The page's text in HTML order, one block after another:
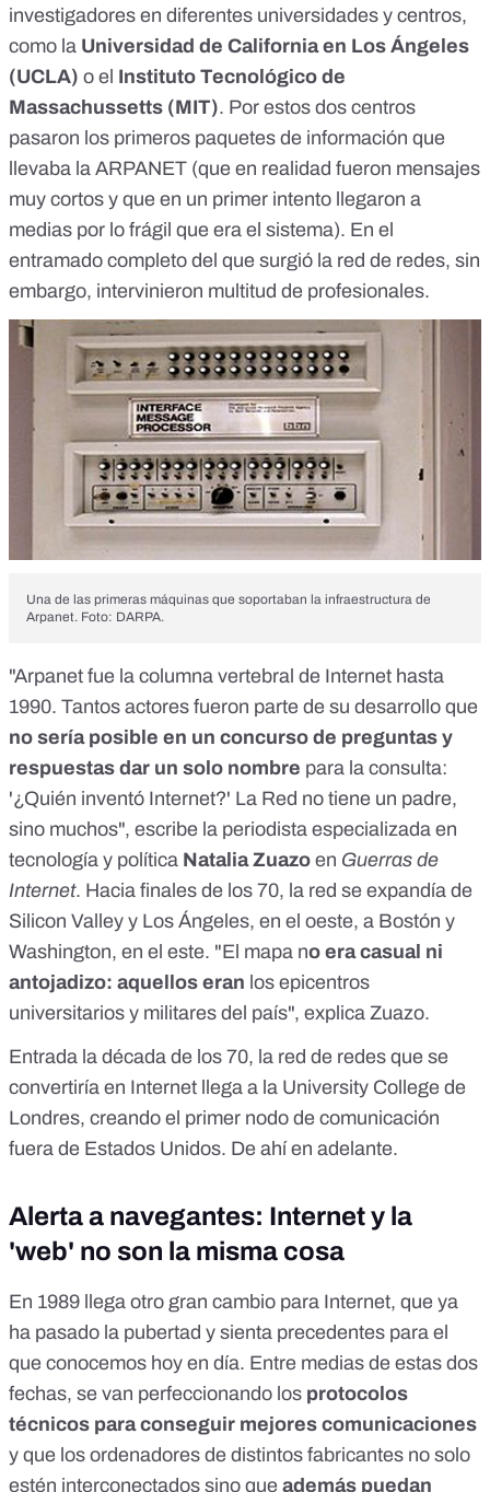
investigadores en diferentes universidades y centros,
como la Universidad de California en Los Ángeles
(UCLA) o el Instituto Tecnológico de
Massachussetts (MIT). Por estos dos centros
pasaron los primeros paquetes de información que
llevaba la ARPANET (que en realidad fueron mensajes
muy cortos y que en un primer intento llegaron a
medias por lo frágil que era el sistema). En el
entramado completo del que surgió la red de redes, sin
embargo, intervinieron multitud de profesionales.
Una de las primeras máquinas que soportaban la infraestructura de
Arpanet. Foto: DARPA.
"Arpanet fue la columna vertebral de Internet hasta
1990. Tantos actores fueron parte de su desarrollo que
no sería posible en un concurso de preguntas y
respuestas dar un solo nombre para la consulta:
'¿Quién inventó Internet?' La Red no tiene un padre,
sino muchos", escribe la periodista especializada en
tecnología y política Natalia Zuazo en Guerras de
Internet. Hacia finales de los 70, la red se expandía de
Silicon Valley y Los Ángeles, en el oeste, a Bostón y
Washington, en el este. "El mapa no era casual ni
antojadizo: aquellos eran los epicentros
universitarios y militares del país", explica Zuazo.
Entrada la década de los 70, la red de redes que se
convertiría en Internet llega a la University College de
Londres, creando el primer nodo de comunicación
fuera de Estados Unidos. De ahí en adelante.
Alerta a navegantes: Internet y la
'web' no son la misma cosa
En 1989 llega otro gran cambio para Internet, que ya
ha pasado la pubertad y sienta precedentes para el
que conocemos hoy en día. Entre medias de estas dos
fechas, se van perfeccionando los protocolos
técnicos para conseguir mejores comunicaciones
y que los ordenadores de distintos fabricantes no solo
estén interconectados sino que además puedan